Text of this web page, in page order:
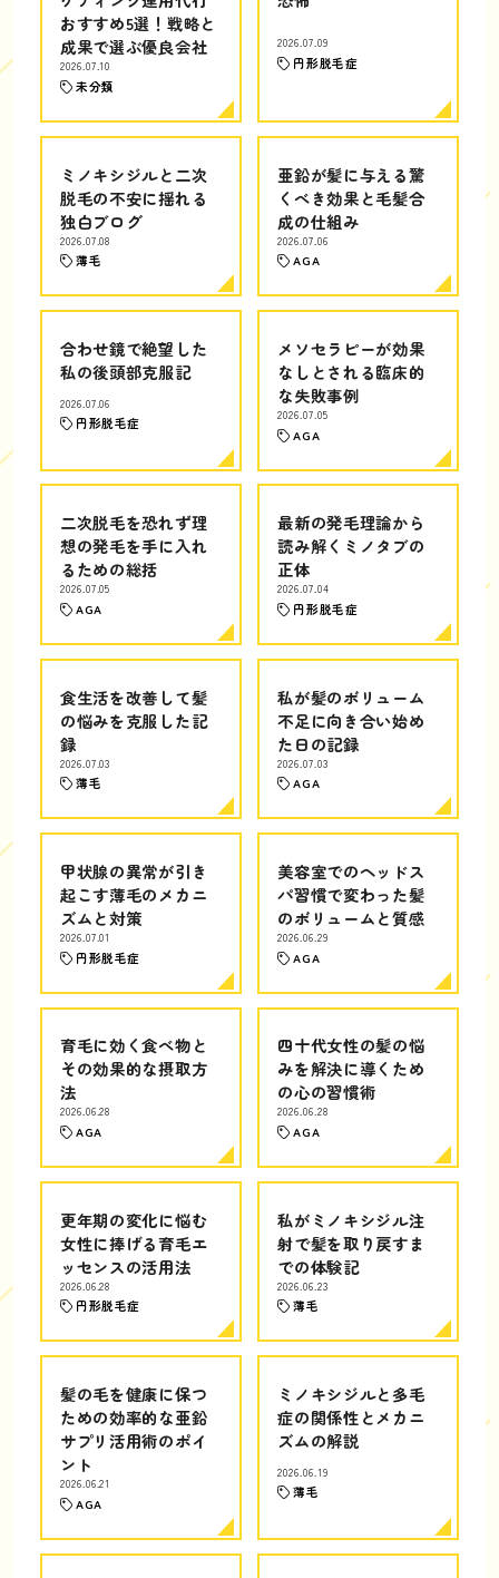
おすすめ5選！戦略と
成果で選ぶ優良会社
2026.07.10
未分類
2026.07.09
円形脱毛症
ミノキシジルと二次
脱毛の不安に揺れる
独白ブログ
2026.07.08
薄毛
亜鉛が髪に与える驚
くべき効果と毛髪合
成の仕組み
2026.07.06
AGA
合わせ鏡で絶望した
私の後頭部克服記
2026.07.06
円形脱毛症
メソセラピーが効果
なしとされる臨床的
な失敗事例
2026.07.05
AGA
二次脱毛を恐れず理
想の発毛を手に入れ
るための総括
2026.07.05
AGA
最新の発毛理論から
読み解くミノタブの
正体
2026.07.04
円形脱毛症
食生活を改善して髪
の悩みを克服した記
録
2026.07.03
薄毛
私が髪のボリューム
不足に向き合い始め
た日の記録
2026.07.03
AGA
甲状腺の異常が引き
起こす薄毛のメカニ
ズムと対策
2026.07.01
円形脱毛症
美容室でのヘッドス
パ習慣で変わった髪
のボリュームと質感
2026.06.29
AGA
育毛に効く食べ物と
その効果的な摂取方
法
2026.06.28
AGA
四十代女性の髪の悩
みを解決に導くため
の心の習慣術
2026.06.28
AGA
更年期の変化に悩む
女性に捧げる育毛エ
ッセンスの活用法
2026.06.28
円形脱毛症
私がミノキシジル注
射で髪を取り戻すま
での体験記
2026.06.23
薄毛
髪の毛を健康に保つ
ための効率的な亜鉛
サプリ活用術のポイ
ント
2026.06.21
AGA
ミノキシジルと多毛
症の関係性とメカニ
ズムの解説
2026.06.19
薄毛